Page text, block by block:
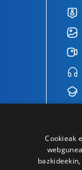
Cookieak